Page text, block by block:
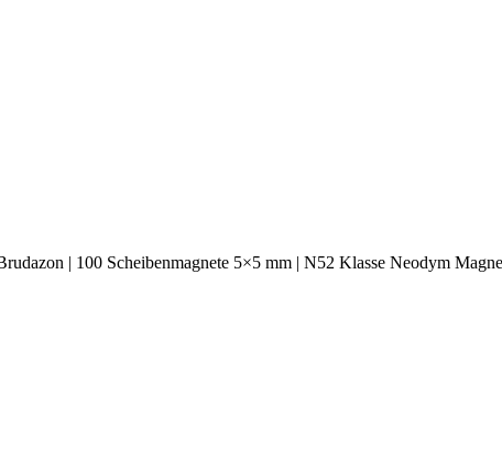
| 100 Scheibenmagnete 5×5 mm | N52 Klasse Neodym